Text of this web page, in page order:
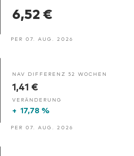
6,52 €
PER 07. AUG. 2026
NAV DIFFERENZ 52 WOCHEN
1,41 €
VERÄNDERUNG
+ 17,78 %
PER 07. AUG. 2026